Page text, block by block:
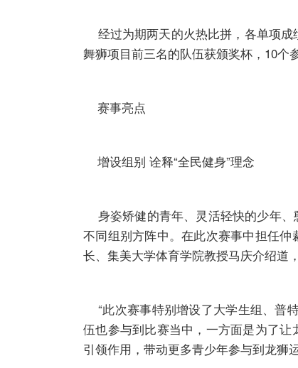
经过为期两天的火热比拼，各单项成
舞狮项目前三名的队伍获颁奖杯，10个
赛事亮点
增设组别 诠释“全民健身”理念
身姿矫健的青年、灵活轻快的少年
不同组别方阵中。在此次赛事中担任
长、集美大学体育学院教授马庆介绍道
“此次赛事特别增设了大学生组、普
伍也参与到比赛当中，一方面是为了
引领作用，带动更多青少年参与到龙狮